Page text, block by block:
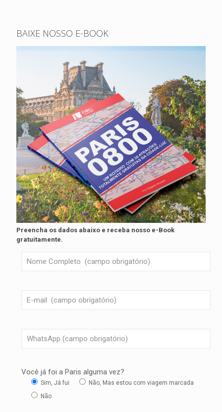
BAIXE NOSSO E-BOOK
Preencha os dados abaixo e receba nosso e-Book
gratuitamente.
Você já foi a Paris alguma vez?
Sim, Já fui
Não, Mas estou com viagem marcada
Não